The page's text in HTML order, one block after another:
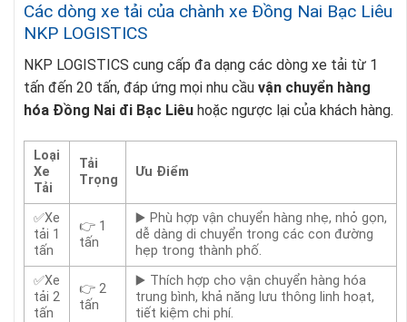
Các dòng xe tải của chành xe Đồng Nai Bạc Liêu
NKP LOGISTICS
NKP LOGISTICS cung cấp đa dạng các dòng xe tải từ 1
tấn đến 20 tấn, đáp ứng mọi nhu cầu vận chuyển hàng
hóa Đồng Nai đi Bạc Liêu hoặc ngược lại của khách hàng.
Loại
Xe
Tải
Tải
Trọng
Ưu Điểm
✅Xe
tải 1
tấn
👉 1
tấn
▶️ Phù hợp vận chuyển hàng nhẹ, nhỏ gọn,
dễ dàng di chuyển trong các con đường
hẹp trong thành phố.
✅Xe
tải 2
tấn
👉 2
tấn
▶️ Thích hợp cho vận chuyển hàng hóa
trung bình, khả năng lưu thông linh hoạt,
tiết kiệm chi phí.